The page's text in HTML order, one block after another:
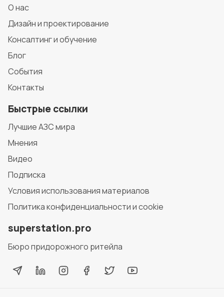
О нас
Дизайн и проектирование
Консалтинг и обучение
Блог
События
Контакты
Быстрые ссылки
Лучшие АЗС мира
Мнения
Видео
Подписка
Условия использования материалов
Политика конфиденциальности и cookie
superstation.pro
Бюро придорожного ритейла